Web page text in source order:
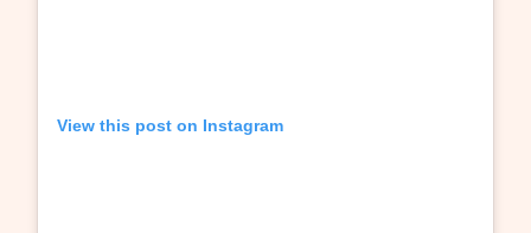
View this post on Instagram